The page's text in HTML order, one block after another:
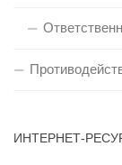
ИНТЕРНЕТ-